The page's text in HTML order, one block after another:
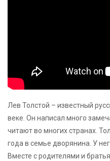
Лев Толстой – известный
веке. Он написал много
читают во многих странах.
года в семье дворянина. У
Вместе с родителями и